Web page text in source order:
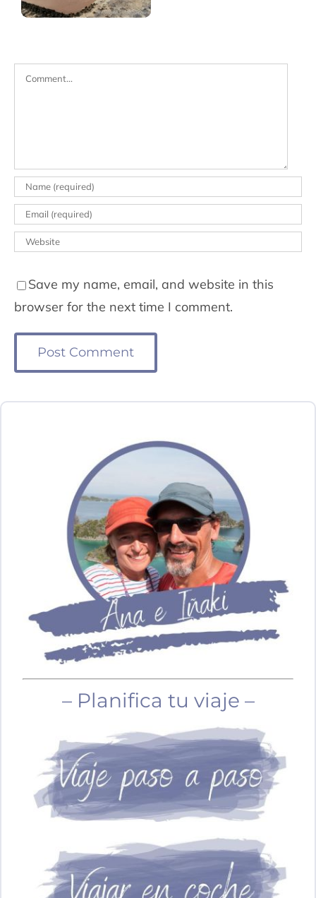
Comment
Save my name, email, and website in this
browser for the next time I comment.
– Planifica tu viaje –